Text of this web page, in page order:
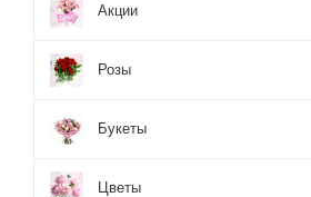
Акции
Розы
Букеты
Цветы